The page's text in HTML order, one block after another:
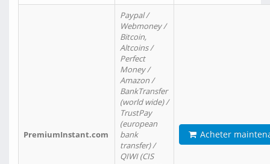
PremiumInstant.com
Paypal /
Webmoney /
Bitcoin,
Altcoins /
Perfect
Money /
Amazon /
BankTransfer
(world wide) /
TrustPay
(european
bank
transfer) /
QIWI (CIS
Acheter